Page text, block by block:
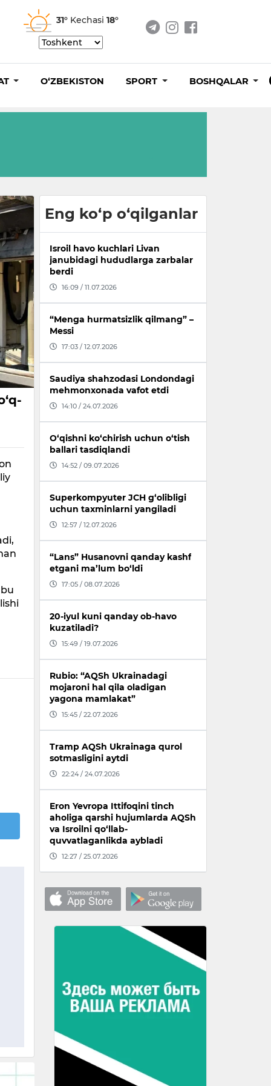
31° Kechasi 18°
O‘ZBEKISTON SPORT BOSHQALAR
Eng ko‘p o‘qilganlar
Isroil havo kuchlari Livan
janubidagi hududlarga zarbalar
berdi
16:09 / 11.07.2026
“Menga hurmatsizlik qilmang” –
Messi
17:03 / 12.07.2026
Saudiya shahzodasi Londondagi
mehmonxonada vafot etdi
14:10 / 24.07.2026
O‘qishni ko‘chirish uchun o‘tish
ballari tasdiqlandi
14:52 / 09.07.2026
Superkompyuter JCH g‘olibligi
uchun taxminlarni yangiladi
12:57 / 12.07.2026
“Lans” Husanovni qanday kashf
etgani ma’lum bo‘ldi
17:05 / 08.07.2026
20-iyul kuni qanday ob-havo
kuzatiladi?
15:49 / 19.07.2026
Rubio: “AQSh Ukrainadagi
mojaroni hal qila oladigan
yagona mamlakat”
15:45 / 22.07.2026
Tramp AQSh Ukrainaga qurol
sotmasligini aytdi
22:24 / 24.07.2026
Eron Yevropa Ittifoqini tinch
aholiga qarshi hujumlarda AQSh
va Isroilni qo‘llab-
quvvatlaganlikda aybladi
12:27 / 25.07.2026